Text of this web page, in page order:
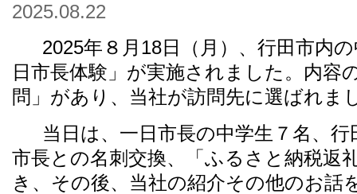
2025.08.22
2025年８月18日（月）、行田市内
日市長体験」が実施されました。内容
問」があり、当社が訪問先に選ばれま
当日は、一日市長の中学生７名、行
市長との名刺交換、「ふるさと納税返
き、その後、当社の紹介その他のお話